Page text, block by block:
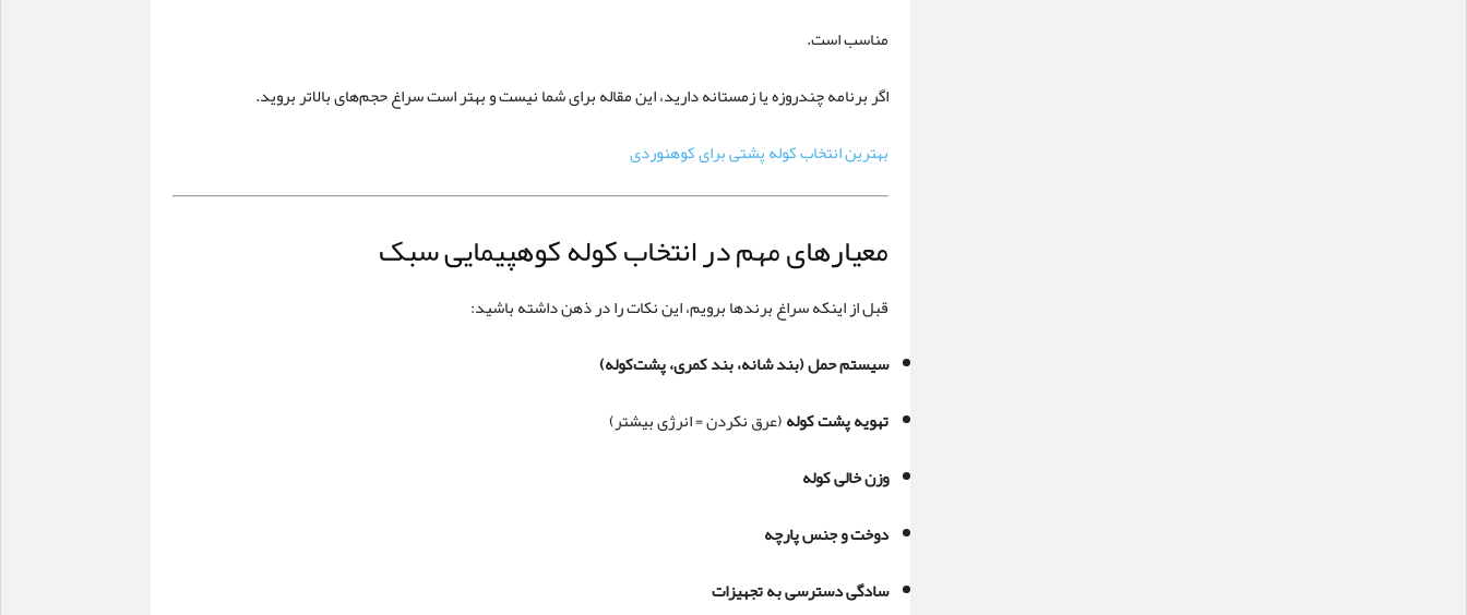
مناسب است.
اگر برنامه چندروزه یا زمستانه دارید، این مقاله برای شما نیست و بهتر است سراغ حجم‌های بالاتر بروید.
بهترین انتخاب کوله پشتی برای کوهنوردی
معیارهای مهم در انتخاب کوله کوهپیمایی سبک
قبل از اینکه سراغ برندها برویم، این نکات را در ذهن داشته باشید:
سیستم حمل (بند شانه، بند کمری، پشت‌کوله)
تهویه پشت کوله(عرق نکردن = انرژی بیشتر)
وزن خالی کوله
دوخت و جنس پارچه
سادگی دسترسی به تجهیزات